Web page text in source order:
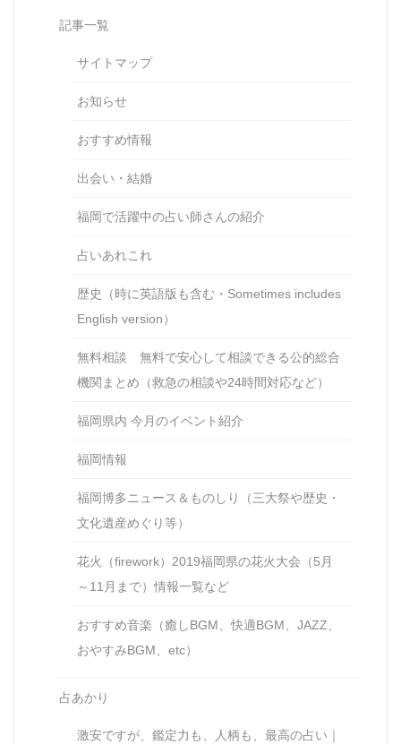
記事一覧
サイトマップ
お知らせ
おすすめ情報
出会い・結婚
福岡で活躍中の占い師さんの紹介
占いあれこれ
歴史（時に英語版も含む・Sometimes includes
English version）
無料相談 無料で安心して相談できる公的総合
機関まとめ（救急の相談や24時間対応など）
福岡県内 今月のイベント紹介
福岡情報
福岡博多ニュース＆ものしり（三大祭や歴史・
文化遺産めぐり等）
花火（firework）2019福岡県の花火大会（5月
～11月まで）情報一覧など
おすすめ音楽（癒しBGM、快適BGM、JAZZ、
おやすみBGM、etc）
占あかり
激安ですが、鑑定力も、人柄も、最高の占い｜